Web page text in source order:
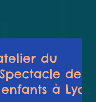
du
de
à Lyon